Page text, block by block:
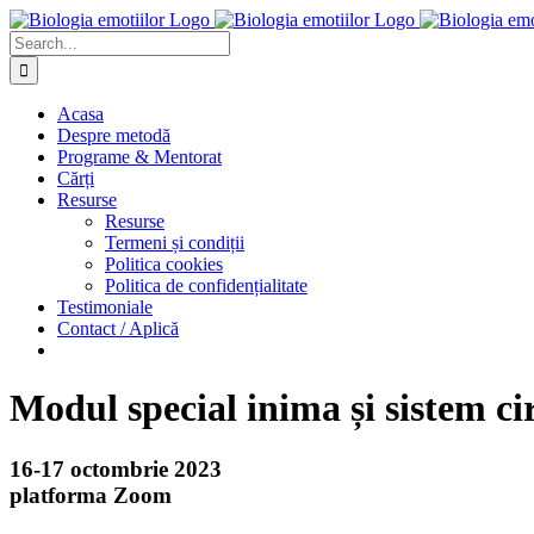
Skip
to
content
Search
for:
Acasa
Despre metodă
Programe & Mentorat
Cărți
Resurse
Resurse
Termeni și condiții
Politica cookies
Politica de confidențialitate
Testimoniale
Contact / Aplică
Modul special inima și sistem
16-17 octombrie 2023
platforma Zoom